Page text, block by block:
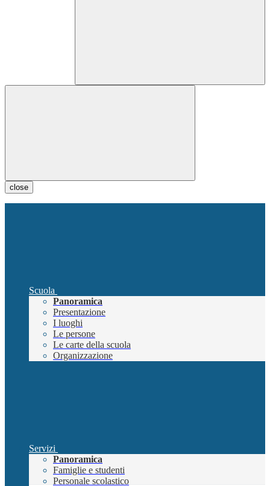
close
Scuola
Panoramica
Presentazione
I luoghi
Le persone
Le carte della scuola
Organizzazione
Servizi
Panoramica
Famiglie e studenti
Personale scolastico